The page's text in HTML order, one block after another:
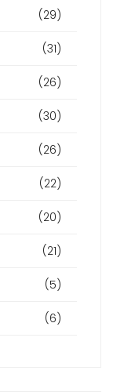
(29)
(31)
(26)
(30)
(26)
(22)
(20)
(21)
(5)
(6)